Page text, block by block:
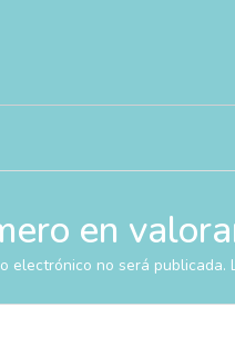
en
electrónico no será publicada.